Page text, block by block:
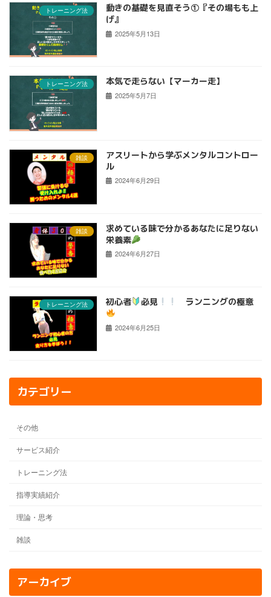
トレーニング法
動きの基礎を見直そう①『その場もも上
げ』
2025年5月13日
トレーニング法 本気で走らない【マーカー走】
2025年5月7日
雑談
アスリートから学ぶメンタルコントロー
ル
2024年6月29日
雑談
求めている味で分かるあなたに足りない
栄養素
2024年6月27日
トレーニング法 初心者 必見 ランニングの極意
2024年6月25日
カテゴリー
その他
サービス紹介
トレーニング法
指導実績紹介
理論・思考
雑談
アーカイブ